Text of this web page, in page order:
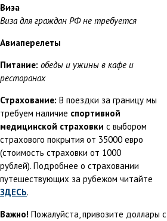
Виза
Виза для граждан РФ не требуется
Авиаперелеты
Питание: обеды и ужины в кафе и
ресторанах
Страхование: В поездки за границу мы
требуем наличие спортивной
медицинской страховки с выбором
страхового покрытия от 35000 евро
(стоимость страховки от 1000
рублей). Подробнее о страховании
путешествующих за рубежом читайте
ЗДЕСЬ.
Важно! Пожалуйста, привозите доллары с